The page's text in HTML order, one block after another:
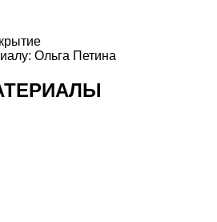
Ольга Петина